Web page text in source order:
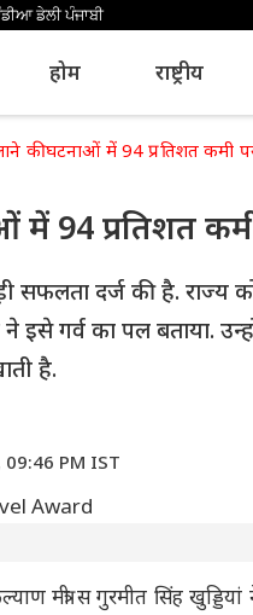
ਡੇਲੀ ਪੰਜਾਬੀ
होम राष्ट्रीय
की घटनाओं में 94 प्रतिशत कमी पर
94 प्रतिशत
सफलता दर्ज की है. राज्य
इसे गर्व का पल बताया.
है.
PM IST
मंत्री स गुरमीत सिंह खुड्डियां